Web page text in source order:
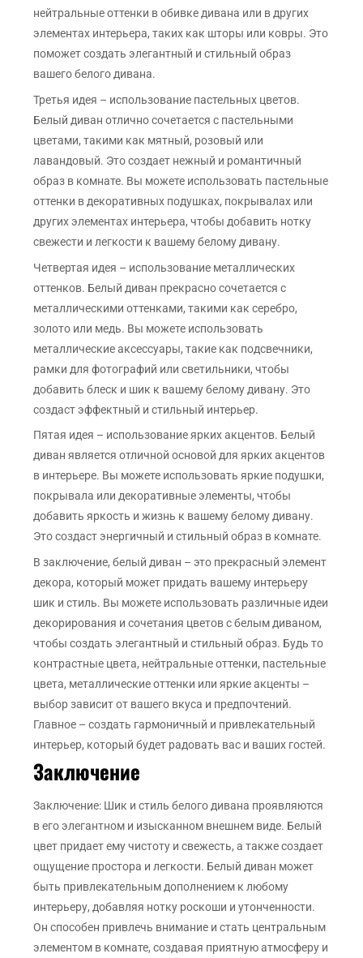
нейтральные оттенки в обивке дивана или в других
элементах интерьера, таких как шторы или ковры. Это
поможет создать элегантный и стильный образ
вашего белого дивана.
Третья идея – использование пастельных цветов.
Белый диван отлично сочетается с пастельными
цветами, такими как мятный, розовый или
лавандовый. Это создает нежный и романтичный
образ в комнате. Вы можете использовать пастельные
оттенки в декоративных подушках, покрывалах или
других элементах интерьера, чтобы добавить нотку
свежести и легкости к вашему белому дивану.
Четвертая идея – использование металлических
оттенков. Белый диван прекрасно сочетается с
металлическими оттенками, такими как серебро,
золото или медь. Вы можете использовать
металлические аксессуары, такие как подсвечники,
рамки для фотографий или светильники, чтобы
добавить блеск и шик к вашему белому дивану. Это
создаст эффектный и стильный интерьер.
Пятая идея – использование ярких акцентов. Белый
диван является отличной основой для ярких акцентов
в интерьере. Вы можете использовать яркие подушки,
покрывала или декоративные элементы, чтобы
добавить яркость и жизнь к вашему белому дивану.
Это создаст энергичный и стильный образ в комнате.
В заключение, белый диван – это прекрасный элемент
декора, который может придать вашему интерьеру
шик и стиль. Вы можете использовать различные идеи
декорирования и сочетания цветов с белым диваном,
чтобы создать элегантный и стильный образ. Будь то
контрастные цвета, нейтральные оттенки, пастельные
цвета, металлические оттенки или яркие акценты –
выбор зависит от вашего вкуса и предпочтений.
Главное – создать гармоничный и привлекательный
интерьер, который будет радовать вас и ваших гостей.
Заключение
Заключение: Шик и стиль белого дивана проявляются
в его элегантном и изысканном внешнем виде. Белый
цвет придает ему чистоту и свежесть, а также создает
ощущение простора и легкости. Белый диван может
быть привлекательным дополнением к любому
интерьеру, добавляя нотку роскоши и утонченности.
Он способен привлечь внимание и стать центральным
элементом в комнате, создавая приятную атмосферу и